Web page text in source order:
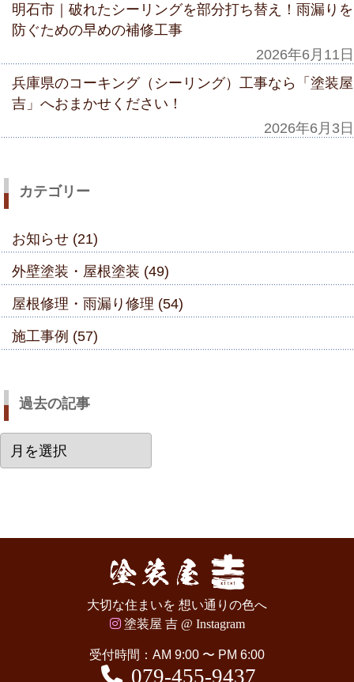
明石市｜破れたシーリングを部分打ち替え！雨漏りを
防ぐための早めの補修工事
2026年6月11日
兵庫県のコーキング（シーリング）工事なら「塗装屋
吉」へおまかせください！
2026年6月3日
カテゴリー
お知らせ (21)
外壁塗装・屋根塗装 (49)
屋根修理・雨漏り修理 (54)
施工事例 (57)
過去の記事
去
大切な住まいを 想い通りの色へ
塗装屋 吉 @ Instagram
受付時間：AM 9:00 〜 PM 6:00
079-455-9437